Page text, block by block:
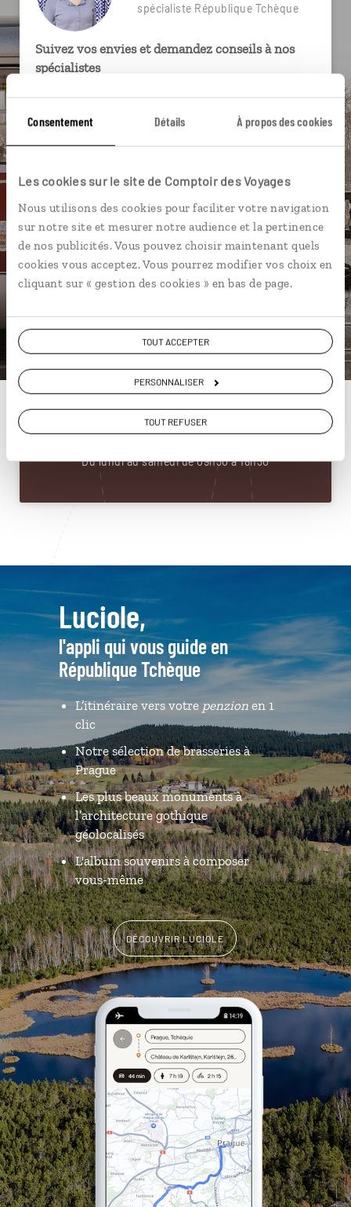
Consentement Détails À propos des cookies
Les cookies sur le site de Comptoir des Voyages
Nous utilisons des cookies pour faciliter votre navigation
sur notre site et mesurer notre audience et la pertinence
de nos publicités. Vous pouvez choisir maintenant quels
cookies vous acceptez. Vous pourrez modifier vos choix en
cliquant sur « gestion des cookies » en bas de page.
TOUT ACCEPTER
PERSONNALISER
TOUT REFUSER
spécialiste République Tchèque
Suivez vos envies et demandez conseils à nos
spécialistes
Ils sauront organiser votre itinéraire au plus
près de vos envies et de la réalité du pays.
Échangez en face à face ou depuis nos studios
téléphone.
Vous gardez le même interlocuteur avant,
pendant et après votre voyage.
DEMANDER UN DEVIS
ou
Construisez votre voyage avec un spécialiste
République Tchèque
01 86 95 65 13
Du lundi au samedi de 09h30 à 18h30
Luciole,
l'appli qui vous guide en
République Tchèque
L’itinéraire vers votre penzion en 1
clic
Notre sélection de brasseries à
Prague
Les plus beaux monuments à
l’architecture gothique
géolocalisés
L'album souvenirs à composer
vous-même
DÉCOUVRIR LUCIOLE